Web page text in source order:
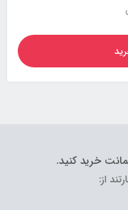
خرید کنید.
از: